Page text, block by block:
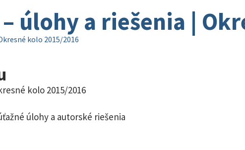
úlohy a riešenia |
kolo 2015/2016
kolo 2015/2016
úlohy a autorské riešenia